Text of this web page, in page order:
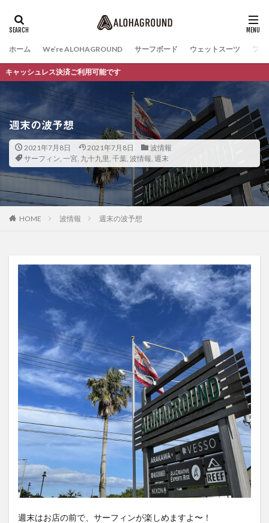
ホーム We’re ALOHAGROUND サーフボード ウェットスーツ ファ
済ご利用可能です
週末の波予想
2021年7月8日 2021年7月8日
波情報
サーフィン, 一宮, 九十九里, 千葉, 波情報, 週末
HOME 波情報 週末の波予想
週末はお店の前で、サーフィンが楽しめますよ〜！